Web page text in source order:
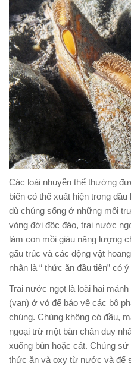
Các loài nhuyễn thể thường
biển có thể xuất hiện trong
dù chúng sống ở những môi
vòng đời độc đáo, trai nước
làm con mồi giàu năng lượng
gấu trúc và các động vật
nhận là “ thức ăn đầu tiên” có
Trai nước ngọt là loài hai
(van) ở vỏ để bảo vệ các bộ
chúng. Chúng không có đầu,
ngoại trừ một bàn chân duy
xuống bùn hoặc cát. Chúng
thức ăn và oxy từ nước và để